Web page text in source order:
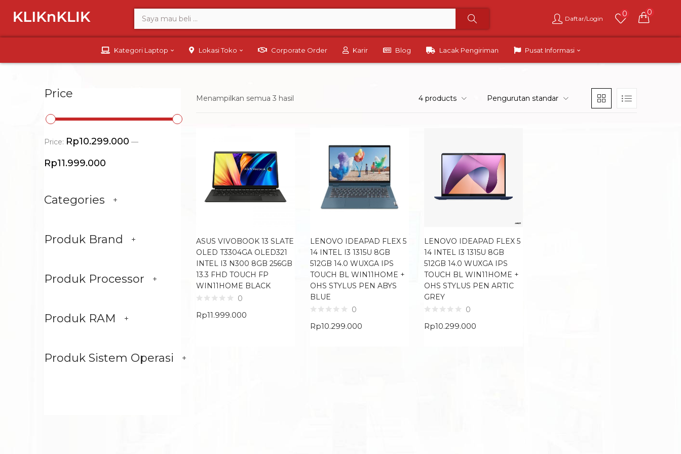
Daftar/Login
0 0
Kategori Laptop Lokasi Toko Corporate Order Karir Blog Lacak Pengiriman Pusat Informasi
Price
Price: Rp10.299.000 —
Rp11.999.000
Categories
Produk Brand
Produk Processor
Produk RAM
Produk Sistem Operasi
Menampilkan semua 3 hasil 4 products Pengurutan standar
ASUS VIVOBOOK 13 SLATE
OLED T3304GA OLED321
INTEL I3 N300 8GB 256GB
13.3 FHD TOUCH FP
WIN11HOME BLACK
0
Rp11.999.000
LENOVO IDEAPAD FLEX 5
14 INTEL I3 1315U 8GB
512GB 14.0 WUXGA IPS
TOUCH BL WIN11HOME +
OHS STYLUS PEN ABYS
BLUE
0
Rp10.299.000
LENOVO IDEAPAD FLEX 5
14 INTEL I3 1315U 8GB
512GB 14.0 WUXGA IPS
TOUCH BL WIN11HOME +
OHS STYLUS PEN ARTIC
GREY
0
Rp10.299.000